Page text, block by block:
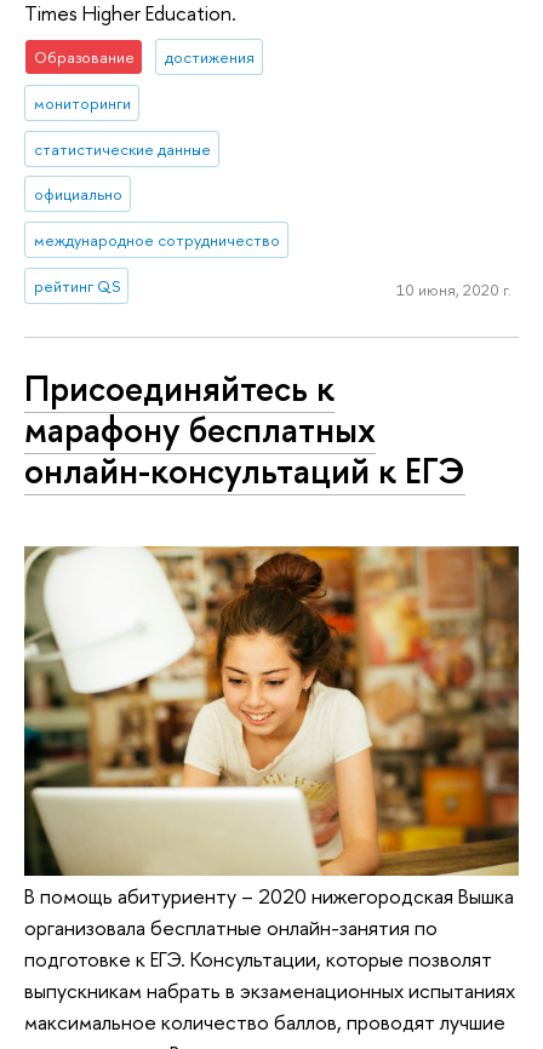
Times Higher Education.
Образование достижения
мониторинги
статистические данные
официально
международное сотрудничество
рейтинг QS 10 июня, 2020 г.
Присоединяйтесь к
марафону бесплатных
онлайн-консультаций к ЕГЭ
В помощь абитуриенту – 2020 нижегородская Вышка
организовала бесплатные онлайн-занятия по
подготовке к ЕГЭ. Консультации, которые позволят
выпускникам набрать в экзаменационных испытаниях
максимальное количество баллов, проводят лучшие